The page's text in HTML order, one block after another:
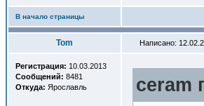
В начало страницы
Tom Написано:
Регистрация: 10.03.2013
Сообщений: 8481
Откуда: Ярославль ceram